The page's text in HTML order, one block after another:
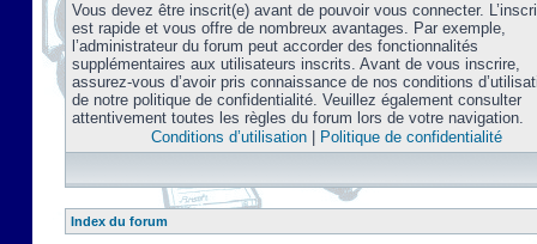
Vous devez être inscrit(e) avant de pouvoir vous connecter.
est rapide et vous offre de nombreux avantages. Par exemple,
l’administrateur du forum peut accorder des fonctionnalités
supplémentaires aux utilisateurs inscrits. Avant de vous inscrire,
assurez-vous d’avoir pris connaissance de nos conditions
de notre politique de confidentialité. Veuillez également consulter
attentivement toutes les règles du forum lors de votre navigation.
Conditions d’utilisation| Politique de confidentialité
Index du forum